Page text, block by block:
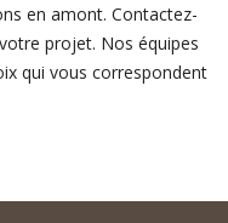
en amont. Contactez-
projet. Nos équipes
qui vous correspondent